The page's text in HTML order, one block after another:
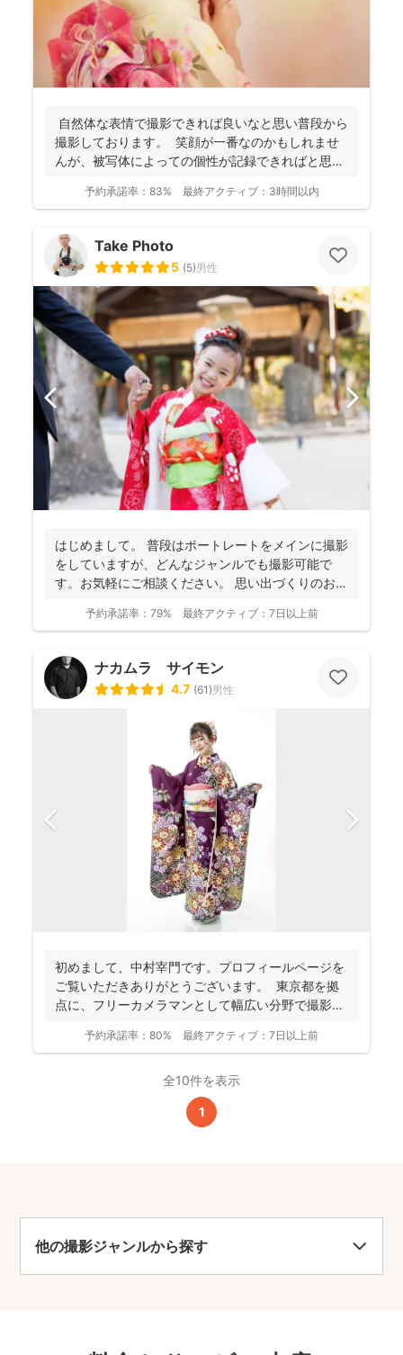
自然体な表情で撮影できれば良いなと思い普段から
撮影しております。 笑顔が一番なのかもしれませ
んが、被写体によっての個性が記録できればと思っ
予約承諾率： 83% 最終アクティブ： 3時間以内
Take Photo
5 (5)男性
はじめまして。 普段はポートレートをメインに撮影
をしていますが、どんなジャンルでも撮影可能で
す。お気軽にご相談ください。 思い出づくりのお手
予約承諾率： 79% 最終アクティブ： 7日以上前
ナカムラ サイモン
4.7 (61)男性
初めまして、中村宰門です。プロフィールページを
ご覧いただきありがとうございます。 東京都を拠
点に、フリーカメラマンとして幅広い分野で撮影を
予約承諾率： 80% 最終アクティブ： 7日以上前
全10件を表示
1
他の撮影ジャンルから探す